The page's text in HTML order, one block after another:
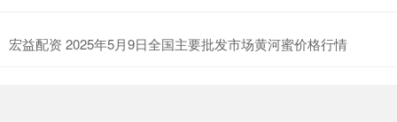
宏益配资 2025年5月9日全国主要批发市场黄河蜜价格行情